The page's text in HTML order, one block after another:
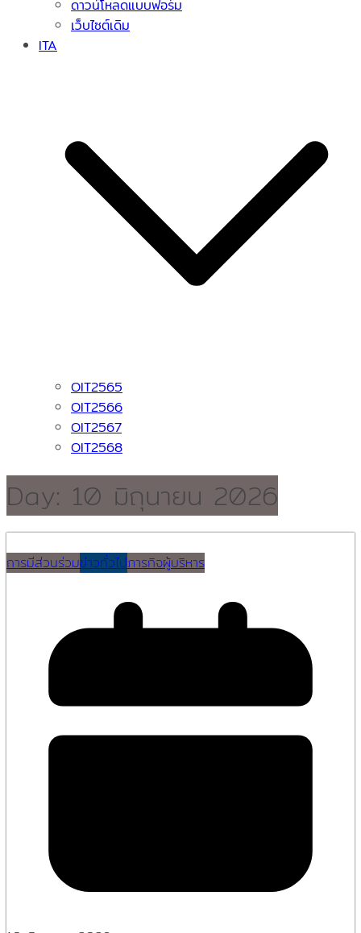
ดาวน์โหลดแบบฟอร์ม
เว็บไซต์เดิม
ITA
OIT2565
OIT2566
OIT2567
OIT2568
Day: 10 มิถุนายน 2026
การมีส่วนร่วมข่าวทั่วไปภารกิจผู้บริหาร